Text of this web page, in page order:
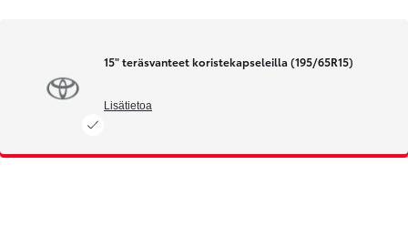
15" teräsvanteet koristekapseleilla (195/65R15)
Lisätietoa